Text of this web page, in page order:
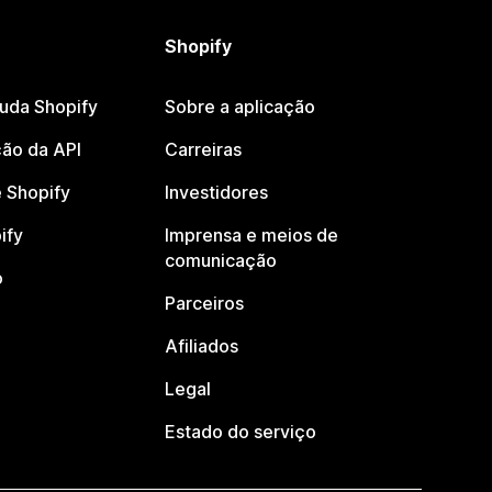
Shopify
da API
Shopify
Shopify
Sobre a aplicação
Carreiras
Investidores
Imprensa e meios de
comunicação
Parceiros
Afiliados
Legal
Estado do serviço